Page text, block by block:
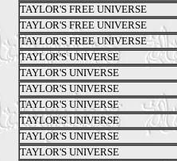
TAYLOR'S FREE UNIVERSE
TAYLOR'S FREE UNIVERSE
TAYLOR'S FREE UNIVERSE
TAYLOR'S UNIVERSE
TAYLOR'S UNIVERSE
TAYLOR'S UNIVERSE
TAYLOR'S UNIVERSE
TAYLOR'S UNIVERSE
TAYLOR'S UNIVERSE
TAYLOR'S UNIVERSE